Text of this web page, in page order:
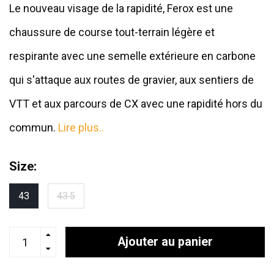
Le nouveau visage de la rapidité, Ferox est une
chaussure de course tout-terrain légère et
respirante avec une semelle extérieure en carbone
qui s'attaque aux routes de gravier, aux sentiers de
VTT et aux parcours de CX avec une rapidité hors du
commun. Lire plus..
Size:
43 43.5
Ajouter au panier